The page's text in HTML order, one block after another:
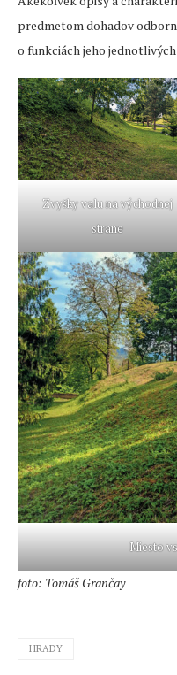
predmetom dohadov
o funkciách jeho
Zvyšky valu na východnej
strane
Miesto
foto: Tomáš Grančay
HRADY